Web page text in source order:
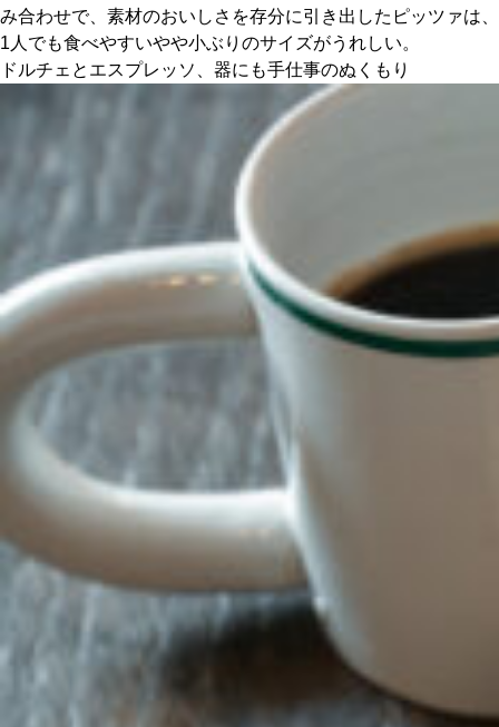
み合わせで、素材のおいしさを存分に引き出したピッツァは、
1人でも食べやすいやや小ぶりのサイズがうれしい。
ドルチェとエスプレッソ、器にも手仕事のぬくもり